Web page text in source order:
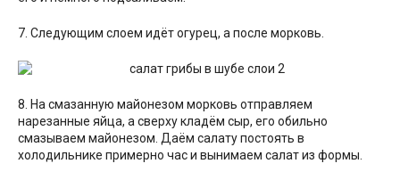
7. Следующим слоем идёт огурец, а после морковь.
8. На смазанную майонезом морковь отправляем
нарезанные яйца, а сверху кладём сыр, его обильно
смазываем майонезом. Даём салату постоять в
холодильнике примерно час и вынимаем салат из формы.